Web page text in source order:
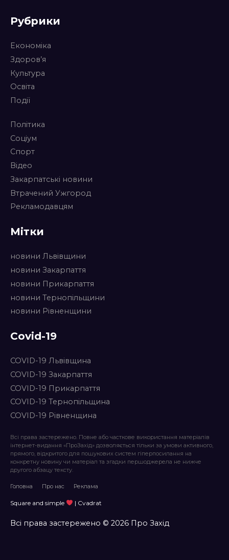
Рубрики
Економіка
Здоров’я
Культура
Освіта
Події
Політика
Соціум
Спорт
Відео
Закарпатські новини
Втрачений Ужгород
Рекламодавцям
Мітки
новини Львівщини
новини Закарпаття
новини Прикарпаття
новини Тернопільщини
новини Рівненщини
Covid-19
COVID-19 Львівщина
COVID-19 Закарпаття
COVID-19 Прикарпаття
COVID-19 Тернопільщина
COVID-19 Рівненщина
Всі права застережено. Повне або часткове використання матеріалів
інтернет-видання «ПроЗахід» дозволяється тільки за умови активного,
прямого, відкритого для пошукових систем гіперпосилання на
конкретну новину чи матеріал та згадки першоджерела не нижче
другого абзацу тексту.
Головна Про нас Реклама
Square and simple | Cvadrat
Всі права застережено © 2026 Про Захід